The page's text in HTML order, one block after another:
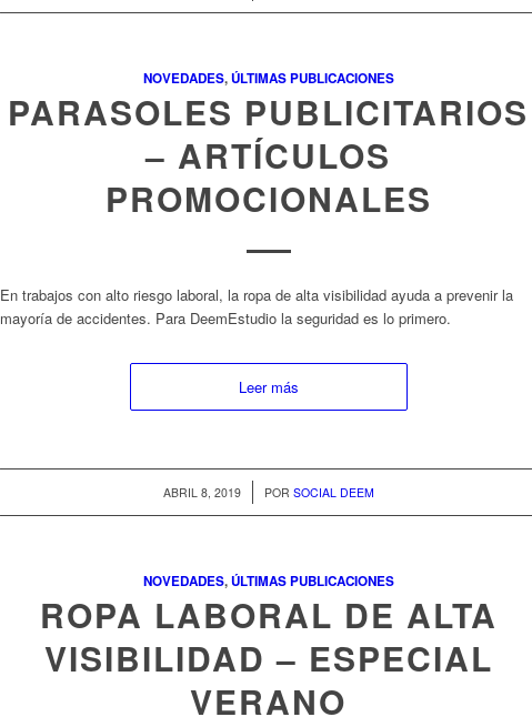
NOVEDADES,ÚLTIMAS PUBLICACIONES
PARASOLES PUBLICITARIOS
– ARTÍCULOS
PROMOCIONALES
En trabajos con alto riesgo laboral, la ropa de alta visibilidad ayuda a prevenir la
mayoría de accidentes. Para DeemEstudio la seguridad es lo primero.
Leer más
ABRIL 8, 2019
/ POR SOCIAL DEEM
NOVEDADES,ÚLTIMAS PUBLICACIONES
ROPA LABORAL DE ALTA
VISIBILIDAD – ESPECIAL
VERANO